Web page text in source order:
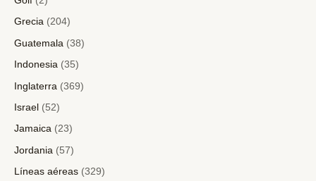
Grecia (204)
Guatemala (38)
Indonesia (35)
Inglaterra (369)
Israel (52)
Jamaica (23)
Jordania (57)
Líneas aéreas (329)